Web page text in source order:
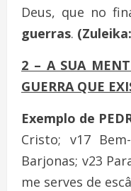
Deus, que no
guerras.
2 – A SUA
GUERRA QUE
Exemplo de
Cristo; v17
Barjonas; v23
me serves de